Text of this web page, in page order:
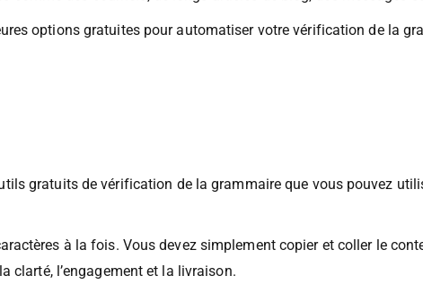
grammaticale gratuit est une tâche assez ardue. En tant que
comme des courriels, de longs articles de blog, des messages
options gratuites pour automatiser votre vérification de la
gratuits de vérification de la grammaire que vous pouvez
à la fois. Vous devez simplement copier et coller le